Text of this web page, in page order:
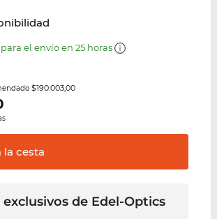
el envío en 25 horas
$190.003,00
la cesta
de Edel-Optics